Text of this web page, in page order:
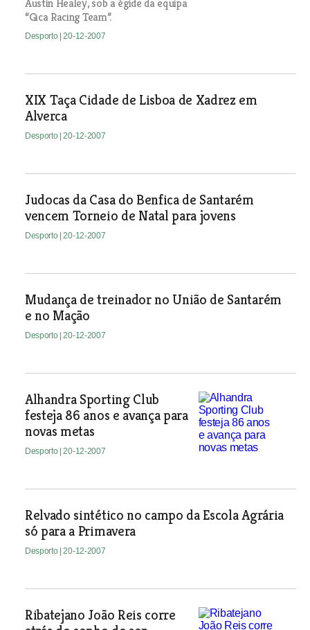
Austin Healey, sob a égide da equipa
“Gica Racing Team”.
Desporto | 20-12-2007
XIX Taça Cidade de Lisboa de Xadrez em
Alverca
Desporto | 20-12-2007
Judocas da Casa do Benfica de Santarém
vencem Torneio de Natal para jovens
Desporto | 20-12-2007
Mudança de treinador no União de Santarém
e no Mação
Desporto | 20-12-2007
Alhandra Sporting Club
festeja 86 anos e avança para
novas metas
Desporto | 20-12-2007
Relvado sintético no campo da Escola Agrária
só para a Primavera
Desporto | 20-12-2007
Ribatejano João Reis corre